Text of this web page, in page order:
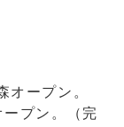
ープン。
プン。（完